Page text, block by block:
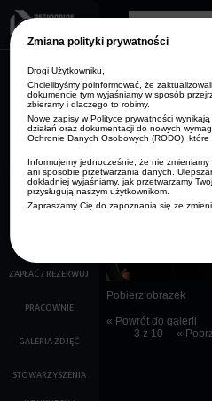
Zmiana polityki prywatności
Drogi Użytkowniku,
Chcielibyśmy poinformować, że
dokumencie tym wyjaśniamy w sposób
zbieramy i dlaczego to robimy.
Nowe zapisy w Polityce prywatności
działań oraz dokumentacji do nowych
Ochronie Danych Osobowych (RODO),
Informujemy jednocześnie, że nie
ani sposobie przetwarzania danych.
dokładniej wyjaśniamy, jak przetwarzamy
przysługują naszym użytkownikom.
Zapraszamy Cię do zapoznania się ze
AKTUALNOŚCI
ARCHIWUM
AKTUALNOŚCI
O NAS
KALENDARZ IMPREZ
FILMY
ZAPŁAĆ / REZERWUJ
PRACOWNIE
GALERIA ZDJĘĆ
STOWARZYSZENIA
Pobierz obrazek
« Powrót do galerii
3 z 10
«